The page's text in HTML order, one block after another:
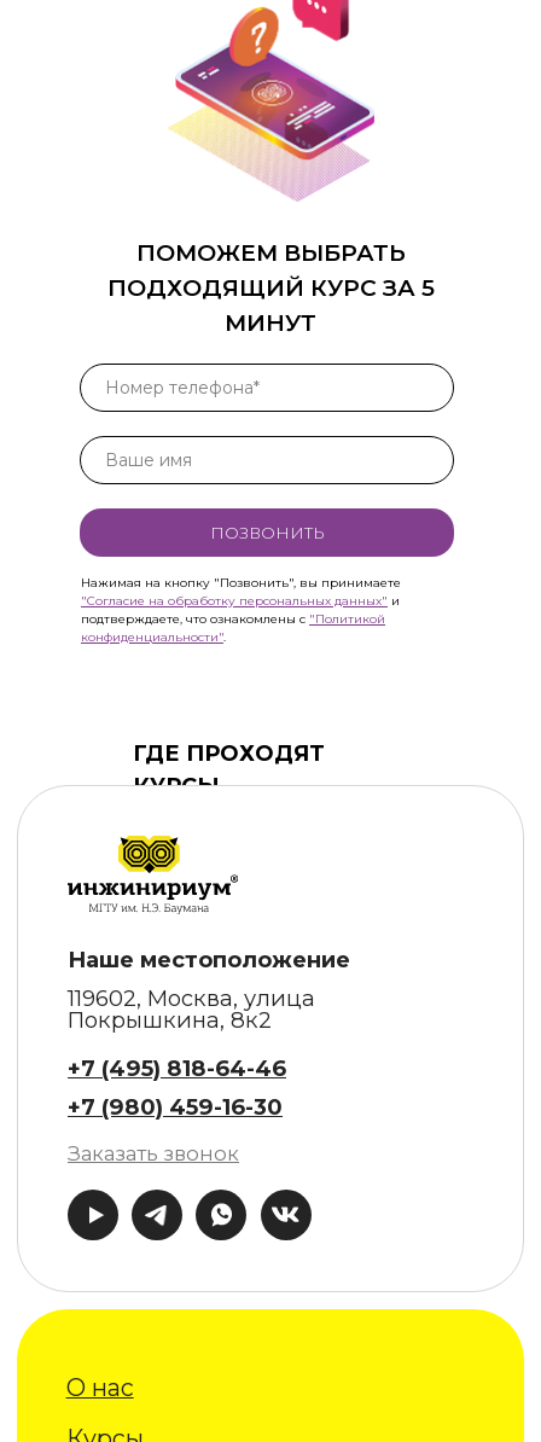
ПОМОЖЕМ ВЫБРАТЬ
ПОДХОДЯЩИЙ КУРС ЗА 5
МИНУТ
ПОЗВОНИТЬ
Нажимая на кнопку "Позвонить", вы принимаете
"Согласие на обработку персональных данных" и
подтверждаете, что ознакомлены с "Политикой
конфиденциальности".
ГДЕ ПРОХОДЯТ
КУРСЫ
Все права защищены